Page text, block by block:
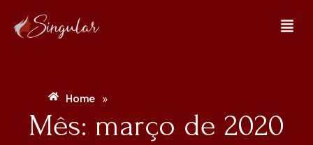
Home »
Mês: março de 2020